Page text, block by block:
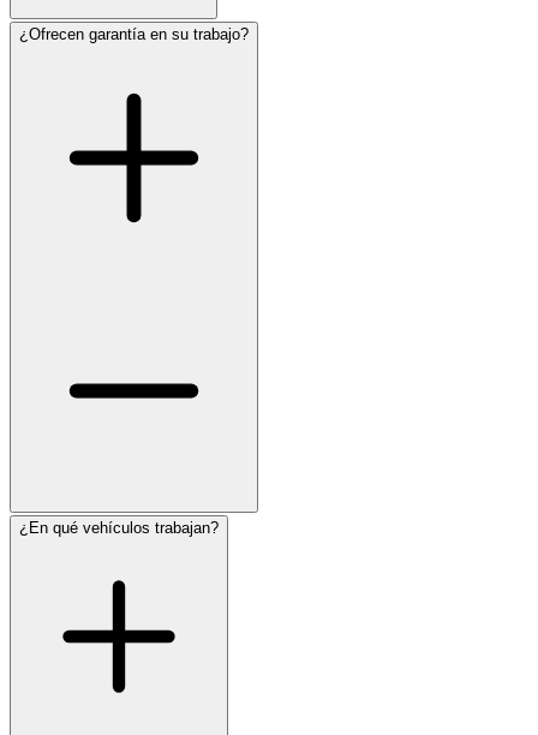
¿Ofrecen garantía en su trabajo?
¿En qué vehículos trabajan?